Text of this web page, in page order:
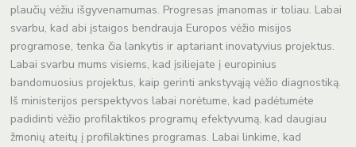
plaučių vėžiu išgyvenamumas. Progresas įmanomas ir toliau. Labai
svarbu, kad abi įstaigos bendrauja Europos vėžio misijos
programose, tenka čia lankytis ir aptariant inovatyvius projektus.
Labai svarbu mums visiems, kad įsiliejate į europinius
bandomuosius projektus, kaip gerinti ankstyvąją vėžio diagnostiką.
Iš ministerijos perspektyvos labai norėtume, kad padėtumėte
padidinti vėžio profilaktikos programų efektyvumą, kad daugiau
žmonių ateitų į profilaktines programas. Labai linkime, kad